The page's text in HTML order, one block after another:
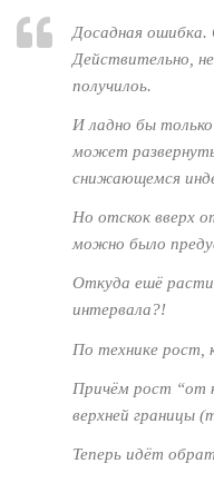
Досадная
Действительно,
получилоь.
И ладно бы только
может
снижающемся
Но отскок вверх
можно было
Откуда ешё
интервала?!
По технике рост,
Причём рост “от
верхней границы
Теперь идёт